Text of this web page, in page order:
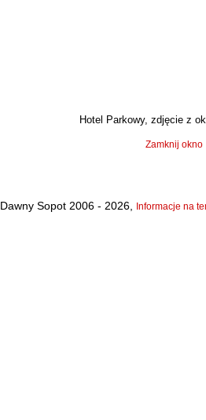
Hotel Parkowy, zdjęcie z
Zamknij okno
Dawny Sopot 2006 - 2026, Informacje na